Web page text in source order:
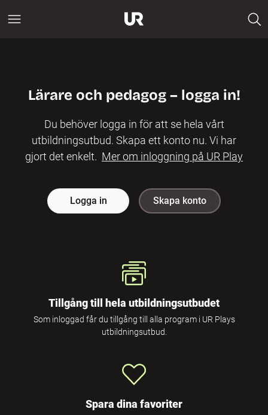
Lärare och pedagog – logga in!
Du behöver logga in för att se hela vårt
utbildningsutbud. Skapa ett konto nu. Vi har
gjort det enkelt. Mer om inloggning på UR Play
Logga in Skapa konto
Tillgång till hela utbildningsutbudet
Som inloggad får du tillgång till alla program i UR Plays
utbildningsutbud.
Spara dina favoriter